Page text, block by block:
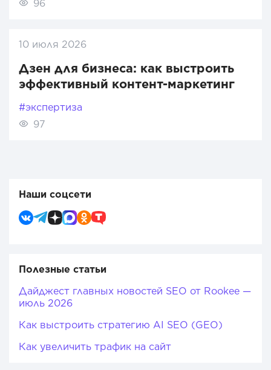
96
10 июля 2026
Дзен для бизнеса: как выстроить
эффективный контент-маркетинг
#экспертиза
97
Наши соцсети
Полезные статьи
Дайджест главных новостей SEO от Rookee —
июль 2026
Как выстроить стратегию AI SEO (GEO)
Как увеличить трафик на сайт